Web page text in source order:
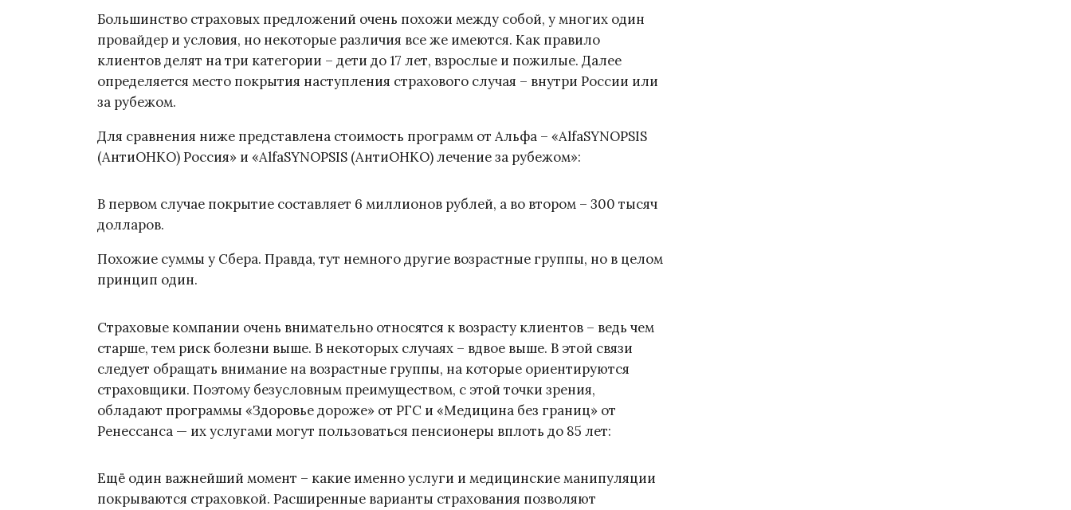
Большинство страховых предложений очень похожи между собой, у многих один
провайдер и условия, но некоторые различия все же имеются. Как правило
клиентов делят на три категории – дети до 17 лет, взрослые и пожилые. Далее
определяется место покрытия наступления страхового случая – внутри России или
за рубежом.
Для сравнения ниже представлена стоимость программ от Альфа – «AlfaSYNOPSIS
(АнтиОНКО) Россия» и «AlfaSYNOPSIS (АнтиОНКО) лечение за рубежом»:
В первом случае покрытие составляет 6 миллионов рублей, а во втором – 300 тысяч
долларов.
Похожие суммы у Сбера. Правда, тут немного другие возрастные группы, но в целом
принцип один.
Страховые компании очень внимательно относятся к возрасту клиентов – ведь чем
старше, тем риск болезни выше. В некоторых случаях – вдвое выше. В этой связи
следует обращать внимание на возрастные группы, на которые ориентируются
страховщики. Поэтому безусловным преимуществом, с этой точки зрения,
обладают программы «Здоровье дороже» от РГС и «Медицина без границ» от
Ренессанса — их услугами могут пользоваться пенсионеры вплоть до 85 лет:
Ещё один важнейший момент – какие именно услуги и медицинские манипуляции
покрываются страховкой. Расширенные варианты страхования позволяют